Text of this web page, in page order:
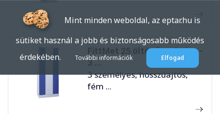
FittMet 25 öltözőszekrény -
3 ...
3 személyes, hosszúajtós,
fém ...
Mint minden weboldal, az eptar.hu is
sütiket használ a jobb és biztonságosabb működés
érdekében.
További információk Elfogad